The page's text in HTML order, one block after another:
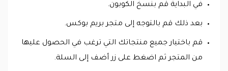
في البداية قم بنسخ الكوبون.
بعد ذلك قم بالتوجه إلى متجر بريم بوكس.
قم باختيار جميع منتجاتك التي ترغب في الحصول عليها
من المتجر ثم اضغط على زر أضف إلى السلة.